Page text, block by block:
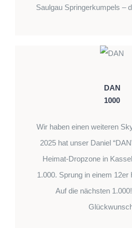
Saulgau Springerkumpels –
DAN
1000
Wir haben einen weiteren
2025 hat unser Daniel
Heimat-Dropzone in
1.000. Sprung in einem 12er
Auf die nächsten